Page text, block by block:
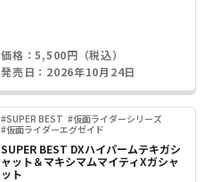
価格：5,500円（税込）
発売日：2026年10月24日
#SUPER BEST #仮面ライダーシリーズ
#仮面ライダーエグゼイド
SUPER BEST DXハイパームテキガシ
ャット＆マキシマムマイティXガシャ
ット